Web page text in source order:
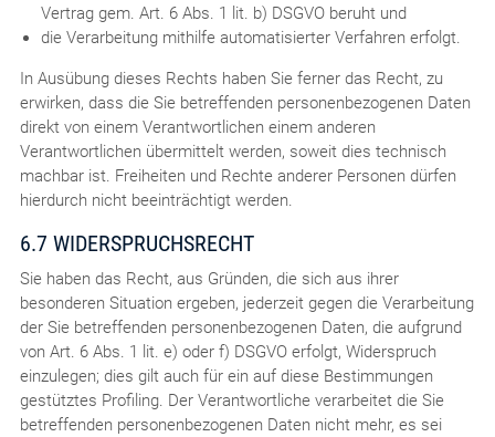
Vertrag gem. Art. 6 Abs. 1 lit. b) DSGVO beruht und
die Verarbeitung mithilfe automatisierter Verfahren erfolgt.
In Ausübung dieses Rechts haben Sie ferner das Recht, zu
erwirken, dass die Sie betreffenden personenbezogenen Daten
direkt von einem Verantwortlichen einem anderen
Verantwortlichen übermittelt werden, soweit dies technisch
machbar ist. Freiheiten und Rechte anderer Personen dürfen
hierdurch nicht beeinträchtigt werden.
6.7 WIDERSPRUCHSRECHT
Sie haben das Recht, aus Gründen, die sich aus ihrer
besonderen Situation ergeben, jederzeit gegen die Verarbeitung
der Sie betreffenden personenbezogenen Daten, die aufgrund
von Art. 6 Abs. 1 lit. e) oder f) DSGVO erfolgt, Widerspruch
einzulegen; dies gilt auch für ein auf diese Bestimmungen
gestütztes Profiling. Der Verantwortliche verarbeitet die Sie
betreffenden personenbezogenen Daten nicht mehr, es sei